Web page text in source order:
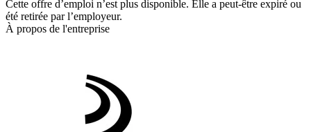
Cette offre d’emploi n’est plus disponible. Elle a peut-être expiré ou
été retirée par l’employeur.
À propos de l'entreprise